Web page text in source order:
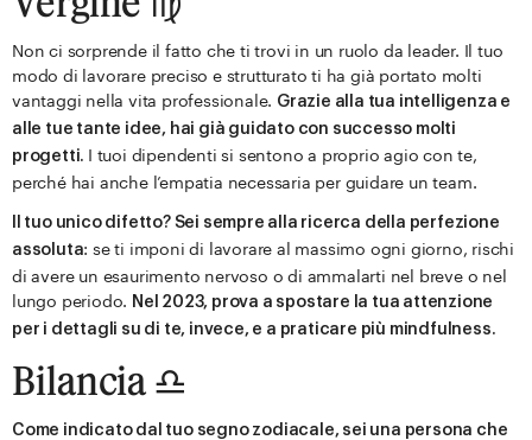
Non ci sorprende il fatto che ti trovi in un ruolo da leader. Il tuo
modo di lavorare preciso e strutturato ti ha già portato molti
vantaggi nella vita professionale. Grazie alla tua intelligenza e
alle tue tante idee, hai già guidato con successo molti
progetti. I tuoi dipendenti si sentono a proprio agio con te,
perché hai anche l’empatia necessaria per guidare un team.
Il tuo unico difetto? Sei sempre alla ricerca della perfezione
assoluta: se ti imponi di lavorare al massimo ogni giorno, rischi
di avere un esaurimento nervoso o di ammalarti nel breve o nel
lungo periodo. Nel 2023, prova a spostare la tua attenzione
per i dettagli su di te, invece, e a praticare più mindfulness.
Bilancia ♎️
Come indicato dal tuo segno zodiacale, sei una persona che